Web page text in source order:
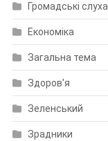
Громадські
Економіка
Загальна тема
Здоров'я
Зеленський
Зрадники